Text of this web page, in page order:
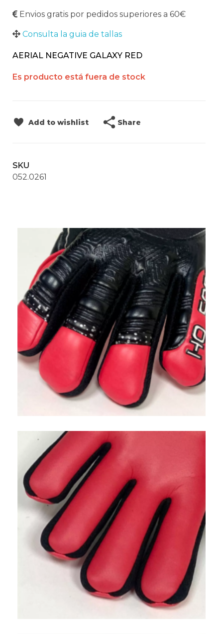
Envios gratis por pedidos superiores a 60€
Consulta la guia de tallas
AERIAL NEGATIVE GALAXY RED
Es producto está fuera de stock
Add to wishlist Share
SKU
052.0261